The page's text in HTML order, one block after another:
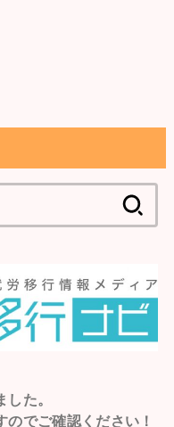
た。
でご確認ください！